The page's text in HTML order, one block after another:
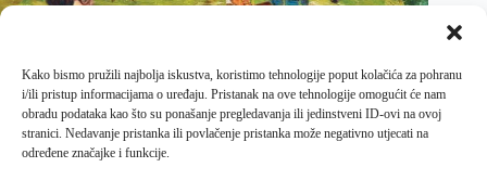
Kako bismo pružili najbolja iskustva, koristimo tehnologije poput kolačića za pohranu
i/ili pristup informacijama o uređaju. Pristanak na ove tehnologije omogućit će nam
obradu podataka kao što su ponašanje pregledavanja ili jedinstveni ID-ovi na ovoj
stranici. Nedavanje pristanka ili povlačenje pristanka može negativno utjecati na
određene značajke i funkcije.